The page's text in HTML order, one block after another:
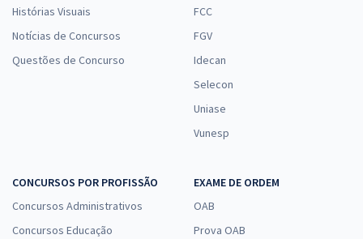
Histórias Visuais
Notícias de Concursos
Questões de Concurso
FCC
FGV
Idecan
Selecon
Uniase
Vunesp
CONCURSOS POR PROFISSÃO
Concursos Administrativos
Concursos Educação
EXAME DE ORDEM
OAB
Prova OAB